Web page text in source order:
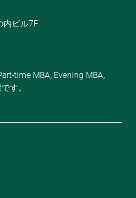
内ビル7F
time MBA, Evening MBA,
す。